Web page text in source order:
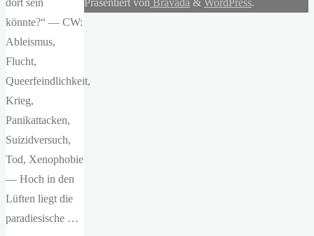
könnte?“ — CW:
Ableismus,
Flucht,
Queerfeindlichkeit,
Krieg,
Panikattacken,
Suizidversuch,
Tod, Xenophobie
— Hoch in den
Lüften liegt die
paradiesische …
Präsentiert von Bravada & WordPress.